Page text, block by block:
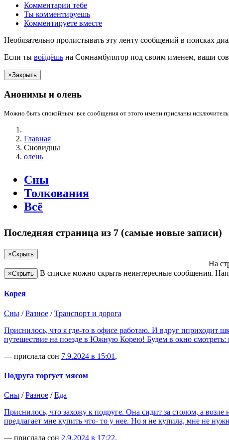
Комментарии тебе
Ты комментируешь
Комментируете вместе
Необязательно пролистывать эту ленту сообщений в поисках
Если ты войдёшь на Сомнамбулятор под своим именем, ваши
×Закрыть
Анонимы и олень
Можно быть спокойным: все сообщения от этого имени присланы
Главная
Сновидцы
олень
Сны
Толкования
Всё
Последняя страница из 7 (самые новые записи)
×Скрыть
На
×Скрыть В списке можно скрыть неинтересные сообщения.
Корея
Сны /Разное /Транспорт и дорога
Приснилось, что я где-то в офисе работаю. И вдруг пприходит
путешествие на поезде в Южную Корею! Будем в окно
— прислала сон 7.9.2024 в 15:01 ,
Подруга торгует мясом
Сны /Разное /Еда
Приснилось, что захожу к подруге. Она сидит за столом, а
предлагает мне купить что- то у нее. Но я не купила, мне не
— прислала сон 2.9.2024 в 17:22,